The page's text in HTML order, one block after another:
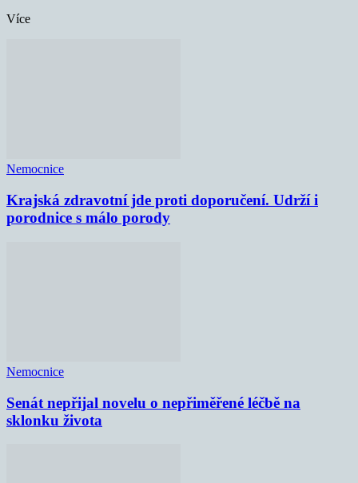
Více
Nemocnice
Krajská zdravotní jde proti doporučení. Udrží i
porodnice s málo porody
Nemocnice
Senát nepřijal novelu o nepřiměřené léčbě na
sklonku života